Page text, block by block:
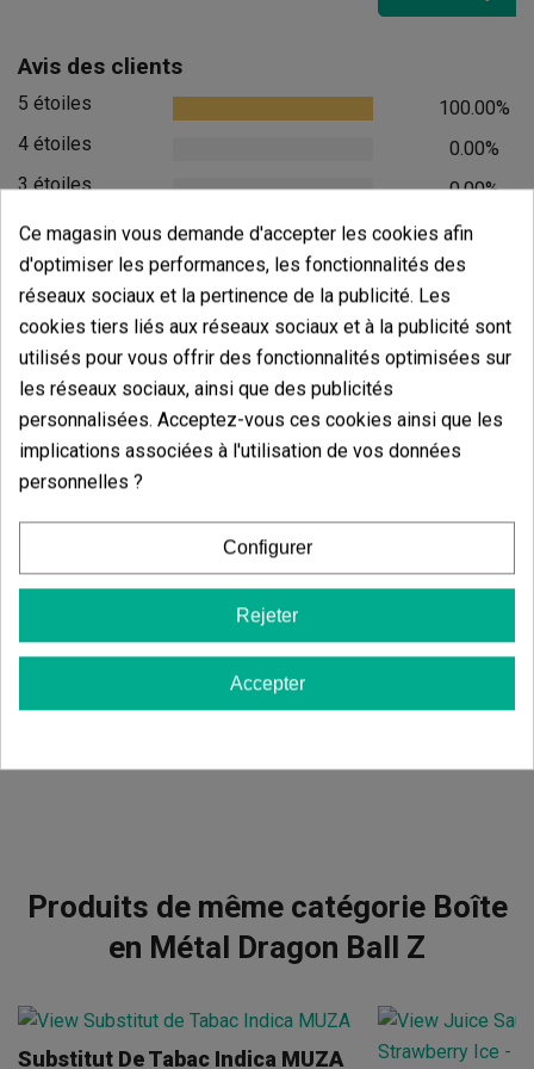
Avis des clients
5 étoiles
100.00%
4 étoiles
0.00%
3 étoiles
0.00%
2 étoiles
0.00%
1 étoiles
0.00%
Écrivez votre commentaire
5de
5
5 Valorisations globales
Trier par:
Commentaires surBoîte en Métal
Dragon Ball Z
Il n'y a pas d'avis dans votre langue, vérifiez-les tous en
Produits de même catégorie Boîte
en Métal Dragon Ball Z
Substitut De Tabac Indica MUZA
Ce magasin vous demande d'accepter les cookies afin
d'optimiser les performances, les fonctionnalités des
réseaux sociaux et la pertinence de la publicité. Les
cookies tiers liés aux réseaux sociaux et à la publicité sont
utilisés pour vous offrir des fonctionnalités optimisées sur
les réseaux sociaux, ainsi que des publicités
personnalisées. Acceptez-vous ces cookies ainsi que les
implications associées à l'utilisation de vos données
personnelles ?
Configurer
Rejeter
Accepter